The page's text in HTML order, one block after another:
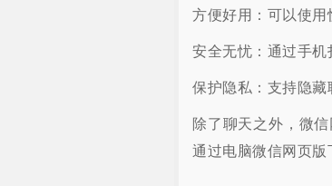
方便好用：可以使用
安全无忧：通过手机
保护隐私：支持隐藏
除了聊天之外，微
通过电脑微信网页版